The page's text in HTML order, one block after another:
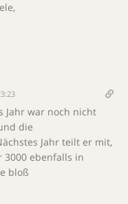
Jahr war noch nicht
die
Jahr teilt er mit,
3000 ebenfalls in
bloß